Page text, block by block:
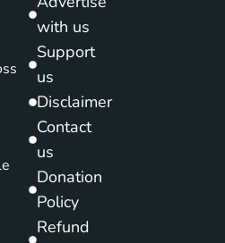
with us
Support
us
Disclaimer
Contact
us
Donation
Policy
Refund